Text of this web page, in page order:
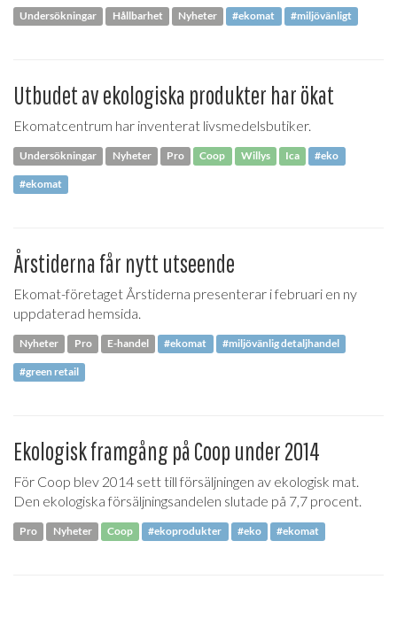
Undersökningar Hållbarhet Nyheter #ekomat #miljövänligt
Utbudet av ekologiska produkter har ökat
Ekomatcentrum har inventerat livsmedelsbutiker.
Undersökningar Nyheter Pro Coop Willys Ica #eko
#ekomat
Årstiderna får nytt utseende
Ekomat-företaget Årstiderna presenterar i februari en ny
uppdaterad hemsida.
Nyheter Pro E-handel #ekomat #miljövänlig detaljhandel
#green retail
Ekologisk framgång på Coop under 2014
För Coop blev 2014 sett till försäljningen av ekologisk mat.
Den ekologiska försäljningsandelen slutade på 7,7 procent.
Pro Nyheter Coop #ekoprodukter #eko #ekomat